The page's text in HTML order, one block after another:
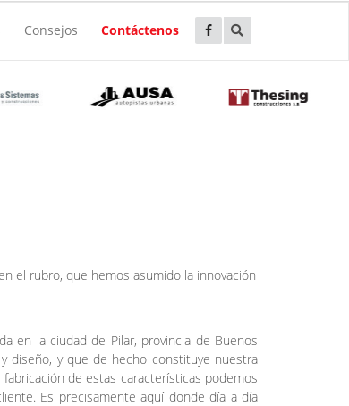
Consejos Contáctenos
el rubro, que hemos asumido la innovación
en la ciudad de Pilar, provincia de Buenos
diseño, y que de hecho constituye nuestra
de estas características podemos
Es precisamente aquí donde día a día